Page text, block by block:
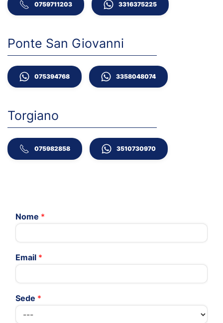
0759711203 3316375225
Ponte San Giovanni
075394768 3358048074
Torgiano
075982858 3510730970
Nome *
Email *
Sede *